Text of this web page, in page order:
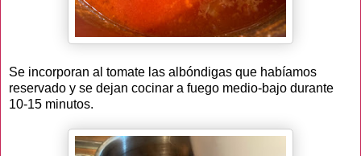
Se incorporan al tomate las albóndigas que habíamos
reservado y se dejan cocinar a fuego medio-bajo durante
10-15 minutos.